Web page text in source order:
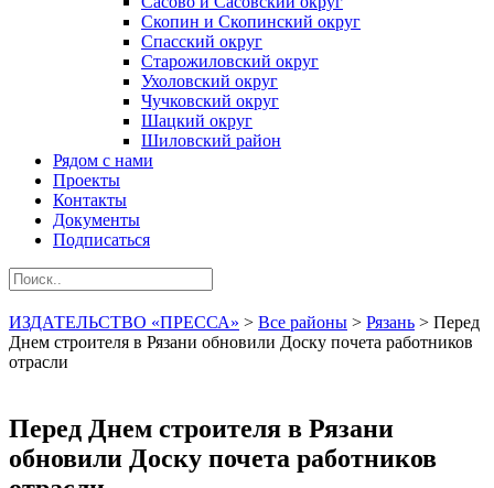
Скопин и Скопинский округ
Спасский округ
Старожиловский округ
Ухоловский округ
Чучковский округ
Шацкий округ
Шиловский район
Рядом с нами
Проекты
Контакты
Документы
Подписаться
ИЗДАТЕЛЬСТВО «ПРЕССА» > Все районы > Рязань > Перед
Днем строителя в Рязани обновили Доску почета работников
отрасли
Перед Днем строителя в Рязани
обновили Доску почета работников